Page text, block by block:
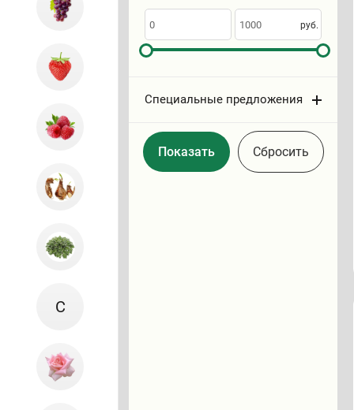
С
Сортировать
по
руб.
Специальные предложения
Cбросить